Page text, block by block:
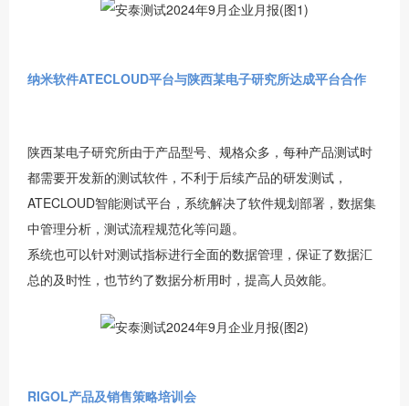
纳米软件ATECLOUD平台与陕西某电子研究所达成平台合作
陕西某电子研究所由于产品型号、规格众多，每种产品测试时
都需要开发新的测试软件，不利于后续产品的研发测试，
ATECLOUD智能测试平台，系统解决了软件规划部署，数据集
中管理分析，测试流程规范化等问题。
系统也可以针对测试指标进行全面的数据管理，保证了数据汇
总的及时性，也节约了数据分析用时，提高人员效能。
RIGOL产品及销售策略培训会